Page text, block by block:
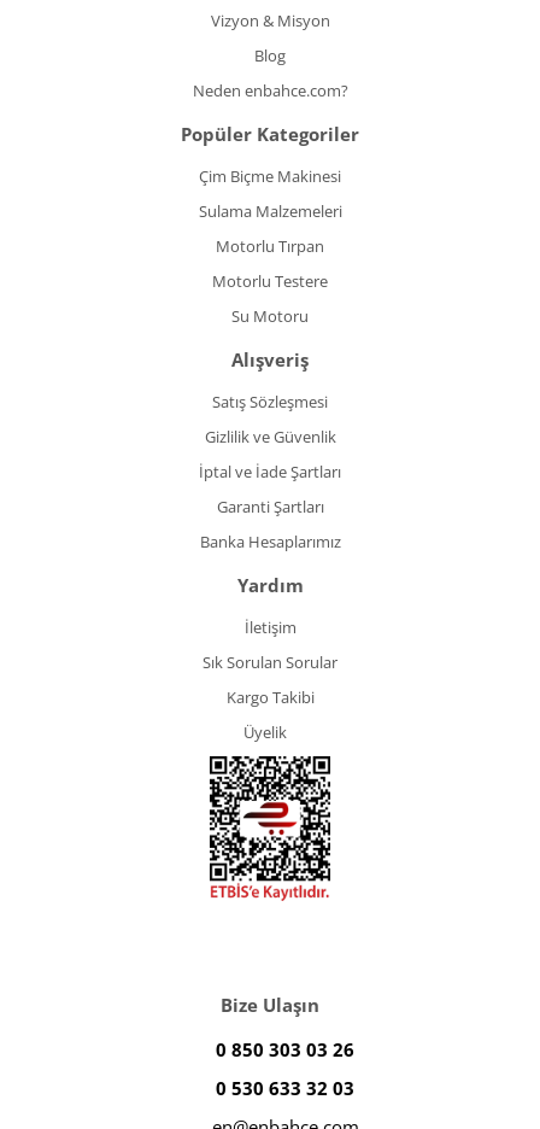
Vizyon & Misyon
Blog
Neden enbahce.com?
Popüler Kategoriler
Çim Biçme Makinesi
Sulama Malzemeleri
Motorlu Tırpan
Motorlu Testere
Su Motoru
Alışveriş
Satış Sözleşmesi
Gizlilik ve Güvenlik
İptal ve İade Şartları
Garanti Şartları
Banka Hesaplarımız
Yardım
İletişim
Sık Sorulan Sorular
Kargo Takibi
Üyelik
Bize Ulaşın
0 850 303 03 26
0 530 633 32 03